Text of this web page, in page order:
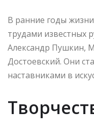
В ранние годы
трудами известных
Александр Пушкин,
Достоевский. Они
наставниками в